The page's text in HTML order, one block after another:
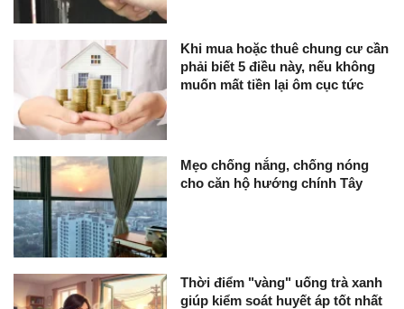
Khi mua hoặc thuê chung cư cần
phải biết 5 điều này, nếu không
muốn mất tiền lại ôm cục tức
Mẹo chống nắng, chống nóng
cho căn hộ hướng chính Tây
Thời điểm "vàng" uống trà xanh
giúp kiểm soát huyết áp tốt nhất